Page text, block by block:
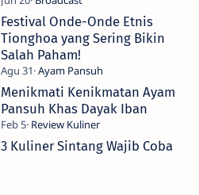
Festival Onde-Onde Etnis
Tionghoa yang Sering Bikin
Salah Paham!
Menikmati Kenikmatan Ayam
Pansuh Khas Dayak Iban
3 Kuliner Sintang Wajib Coba